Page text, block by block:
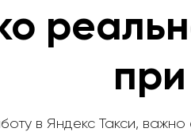
в Яндекс Такси,